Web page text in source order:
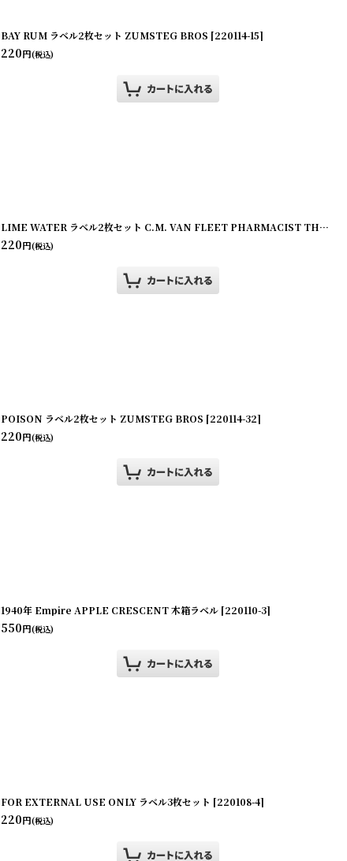
BAY RUM ラベル2枚セット ZUMSTEG BROS [220114-15]
220円(税込)
[220114-22] LIME WATER ラベル2枚セット C.M. VAN FLEET PHARMACIST THE REXALL STORE
220円(税込)
POISON ラベル2枚セット ZUMSTEG BROS [220114-32]
220円(税込)
1940年 Empire APPLE CRESCENT 木箱ラベル [220110-3]
550円(税込)
FOR EXTERNAL USE ONLY ラベル3枚セット [220108-4]
220円(税込)